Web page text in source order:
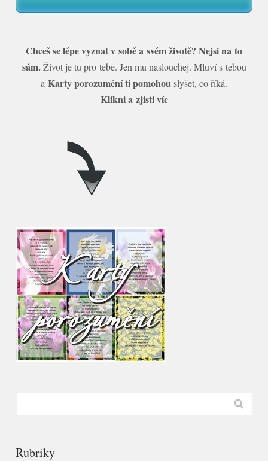
Chceš se lépe vyznat v sobě a svém životě? Nejsi na to
sám.Život je tu pro tebe. Jen mu naslouchej. Mluví s tebou
a Karty porozumění ti pomohouslyšet, co říká.
Klikni a zjisti víc
Rubriky